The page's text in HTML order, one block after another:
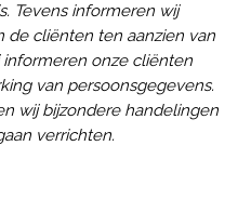
Tevens informeren wij
cliënten ten aanzien van
informeren onze cliënten
van persoonsgegevens.
wij bijzondere handelingen
verrichten.